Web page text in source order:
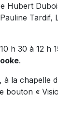
Hubert
Tardif,
h 30 à 12 h
.
à la chapelle
bouton «